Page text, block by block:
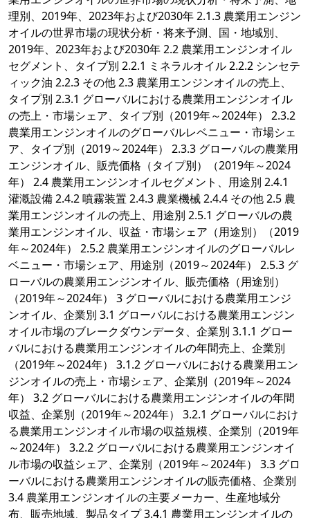
理別、2019年、2023年および2030年 2.1.3 農業用エンジン
オイルの世界市場の現状分析・将来予測、国・地域別、
2019年、2023年および2030年 2.2 農業用エンジンオイル
セグメント、タイプ別 2.2.1 ミネラルオイル 2.2.2 シンセテ
ィック油 2.2.3 その他 2.3 農業用エンジンオイルの売上、
タイプ別 2.3.1 グローバルにおける農業用エンジンオイル
の売上・市場シェア、タイプ別（2019年～2024年） 2.3.2
農業用エンジンオイルのグローバルレベニュー・市場シェ
ア、タイプ別（2019～2024年） 2.3.3 グローバルの農業用
エンジンオイル、販売価格（タイプ別）（2019年～2024
年） 2.4 農業用エンジンオイルセグメント、用途別 2.4.1
灌漑設備 2.4.2 噴霧装置 2.4.3 農業機械 2.4.4 その他 2.5 農
業用エンジンオイルの売上、用途別 2.5.1 グローバルの農
業用エンジンオイル、収益・市場シェア（用途別）（2019
年～2024年） 2.5.2 農業用エンジンオイルのグローバルレ
ベニュー・市場シェア、用途別（2019～2024年） 2.5.3 グ
ローバルの農業用エンジンオイル、販売価格（用途別）
（2019年～2024年） 3 グローバルにおける農業用エンジ
ンオイル、企業別 3.1 グローバルにおける農業用エンジン
オイル市場のブレークダウンデータ、企業別 3.1.1 グロー
バルにおける農業用エンジンオイルの年間売上、企業別
（2019年～2024年） 3.1.2 グローバルにおける農業用エン
ジンオイルの売上・市場シェア、企業別（2019年～2024
年） 3.2 グローバルにおける農業用エンジンオイルの年間
収益、企業別（2019年～2024年） 3.2.1 グローバルにおけ
る農業用エンジンオイル市場の収益規模、企業別（2019年
～2024年） 3.2.2 グローバルにおける農業用エンジンオイ
ル市場の収益シェア、企業別（2019年～2024年） 3.3 グロ
ーバルにおける農業用エンジンオイルの販売価格、企業別
3.4 農業用エンジンオイルの主要メーカー、生産地域分
布、販売地域、製品タイプ 3.4.1 農業用エンジンオイルの